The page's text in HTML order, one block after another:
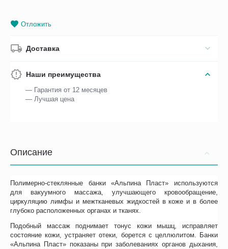
Отложить
Доставка
Наши преимущества
— Гарантия от 12 месяцев
— Лучшая цена
Описание
Полимерно-стеклянные банки «Альпина Пласт» используются
для вакуумного массажа, улучшающего кровообращение,
циркуляцию лимфы и межтканевых жидкостей в коже и в более
глубоко расположенных органах и тканях.
Подобный массаж поднимает тонус кожи мышц, исправляет
состояние кожи, устраняет отеки, борется с целлюлитом. Банки
«Альпина Пласт» показаны при заболеваниях органов дыхания,